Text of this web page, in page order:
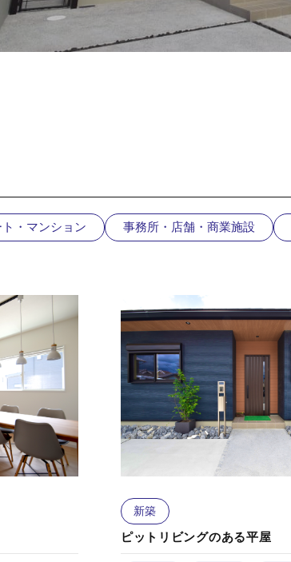
ト・マンション 事務所・店舗・商業施設
新築
ピットリビングのある平屋